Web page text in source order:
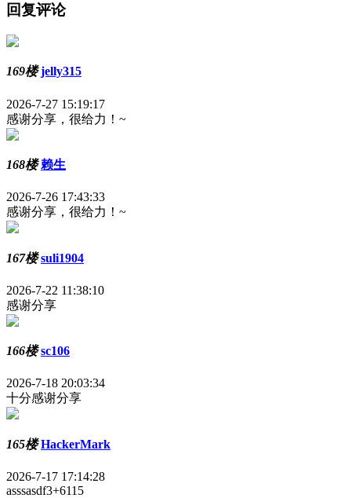
回复评论
169楼 jelly315
2026-7-27 15:19:17
感谢分享，很给力！~
168楼 赖生
2026-7-26 17:43:33
感谢分享，很给力！~
167楼 suli1904
2026-7-22 11:38:10
感谢分享
166楼 sc106
2026-7-18 20:03:34
十分感谢分享
165楼 HackerMark
2026-7-17 17:14:28
asssasdf3+6115